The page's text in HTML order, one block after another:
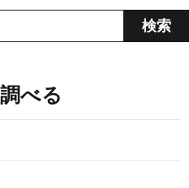
べる